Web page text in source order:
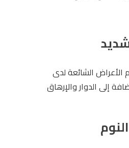
الأعراض الشائعة لدى
إلى الدوار والإرهاق